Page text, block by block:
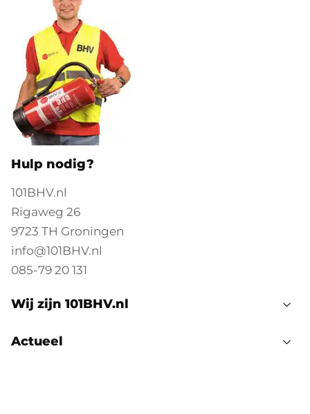
Hulp nodig?
101BHV.nl
Rigaweg 26
9723 TH Groningen
info@101BHV.nl
085-79 20 131
Wij zijn 101BHV.nl
Actueel